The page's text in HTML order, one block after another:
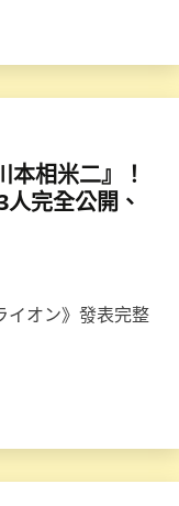
相米二』！
完全公開、
イオン》發表完整